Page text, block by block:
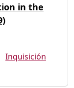
in the
Inquisición